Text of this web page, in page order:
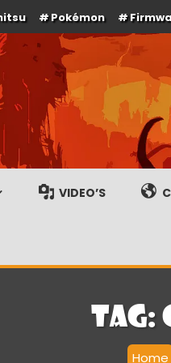
Pokémon
gameplay streams
VIDEO’S
Tag:
Home